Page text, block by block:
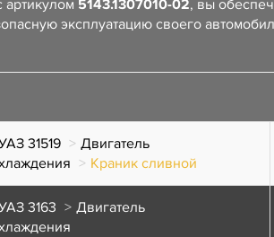
артикулом 5143.1307010-02, вы
эксплуатацию своего
31519
Двигатель
Краник сливной
3163
Двигатель